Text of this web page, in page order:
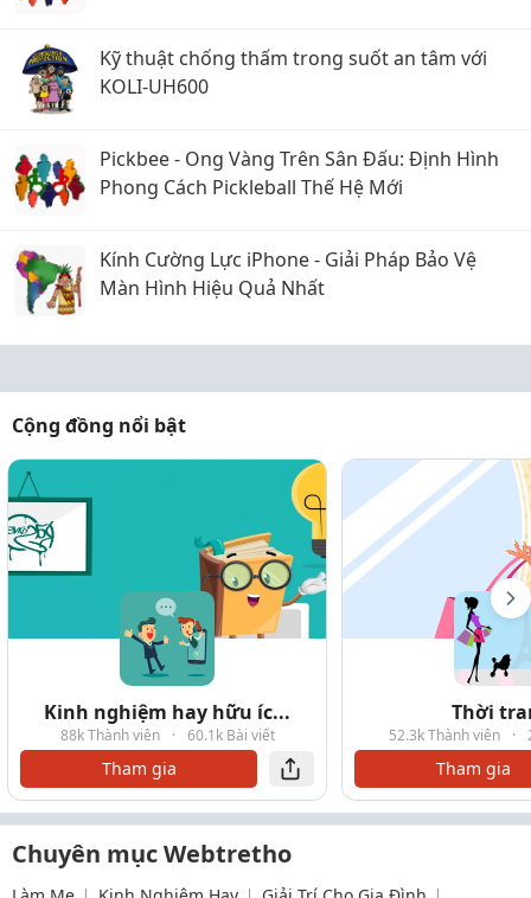
Kỹ thuật chống thấm trong suốt an tâm với
KOLI-UH600
Pickbee - Ong Vàng Trên Sân Đấu: Định Hình
Phong Cách Pickleball Thế Hệ Mới
Kính Cường Lực iPhone - Giải Pháp Bảo Vệ
Màn Hình Hiệu Quả Nhất
Cộng đồng nổi bật
Kinh nghiệm hay hữu íc...
88k Thành viên · 60.1k Bài viết
Tham gia
Thời
52.3k Thành viên ·
Tham gia
Chuyên mục Webtretho